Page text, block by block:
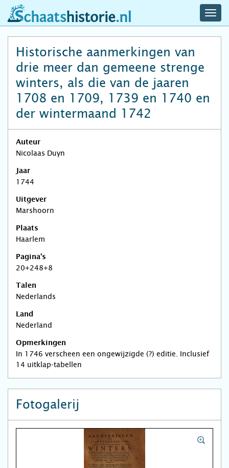
schaatshistorie.nl
Historische aanmerkingen van
drie meer dan gemeene strenge
winters, als die van de jaaren
1708 en 1709, 1739 en 1740 en
der wintermaand 1742
Auteur
Nicolaas Duyn
Jaar
1744
Uitgever
Marshoorn
Plaats
Haarlem
Pagina's
20+248+8
Talen
Nederlands
Land
Nederland
Opmerkingen
In 1746 verscheen een ongewijzigde (?) editie. Inclusief
14 uitklap-tabellen
Fotogalerij